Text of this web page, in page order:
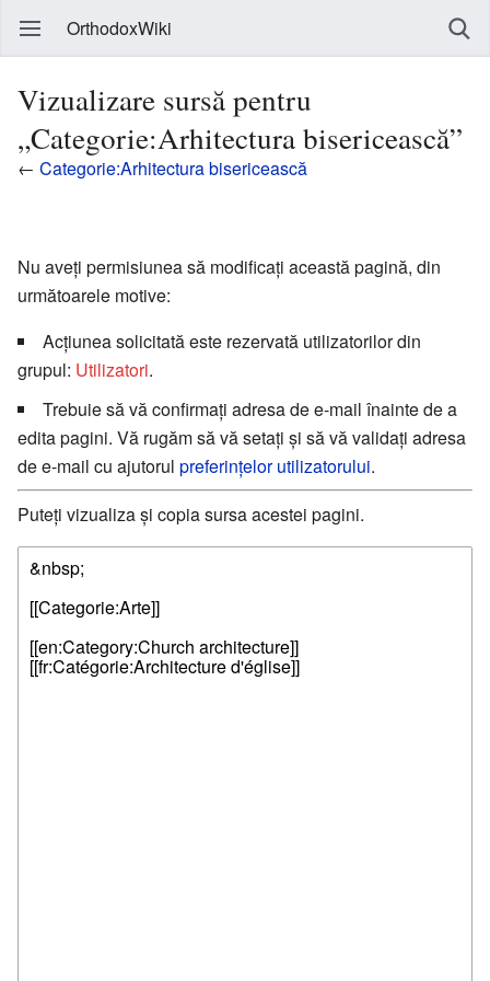
OrthodoxWiki
Vizualizare sursă pentru
„Categorie:Arhitectura bisericească”
← Categorie:Arhitectura bisericească
Nu aveți permisiunea să modificați această pagină, din
următoarele motive:
Acțiunea solicitată este rezervată utilizatorilor din
grupul: Utilizatori.
Trebuie să vă confirmați adresa de e-mail înainte de a
edita pagini. Vă rugăm să vă setați și să vă validați adresa
de e-mail cu ajutorul preferințelor utilizatorului.
Puteți vizualiza și copia sursa acestei pagini.